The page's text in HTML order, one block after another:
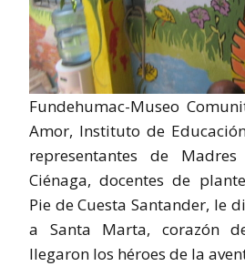
Fundehumac-Museo
Amor, Instituto de
representantes de
Ciénaga, docentes de
Pie de Cuesta Santander, le
a Santa Marta, corazón
llegaron los héroes de la